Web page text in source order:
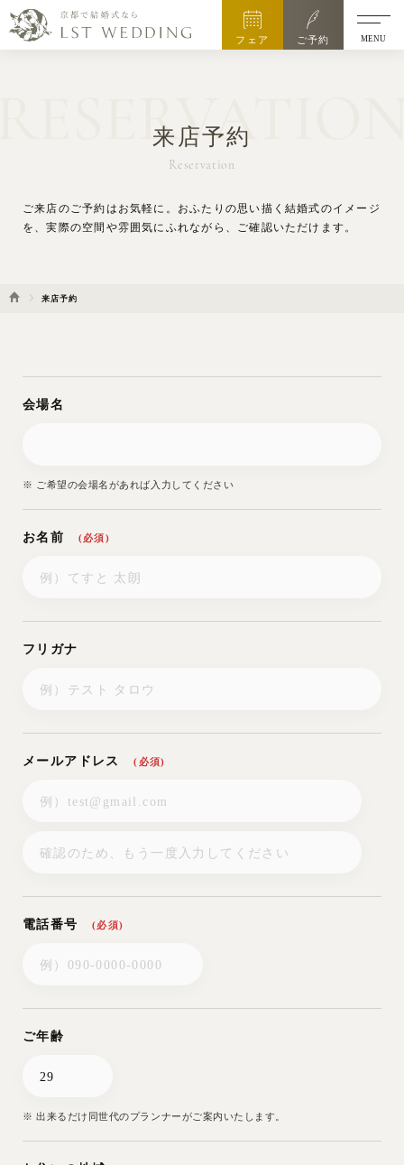
フェア ご予約 MENU
来店予約
Reservation
ご来店のご予約はお気軽に。 おふたりの思い描く結婚式のイメージ
を、実際の空間や雰囲気にふれながら、ご確認いただけます。
来店予約
会場名
※ ご希望の会場名があれば入力してください
お名前 (必須)
フリガナ
メールアドレス (必須)
電話番号 (必須)
ご年齢
※ 出来るだけ同世代のプランナーがご案内いたします。